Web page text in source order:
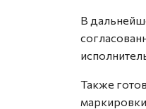
В
Также